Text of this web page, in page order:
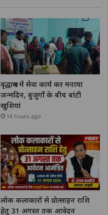
वृद्धाश्रम में सेवा कार्य कर मनाया
जन्मदिन, बुजुर्गों के बीच बांटी
खुशियां
14 hours ago
लोक कलाकारों से प्रोत्साहन राशि
हेतु 31 अगस्त तक आवेदन